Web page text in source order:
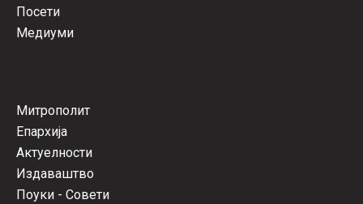
Посети
Медиуми
Митрополит
Епархија
Актуелности
Издаваштво
Поуки - Совети